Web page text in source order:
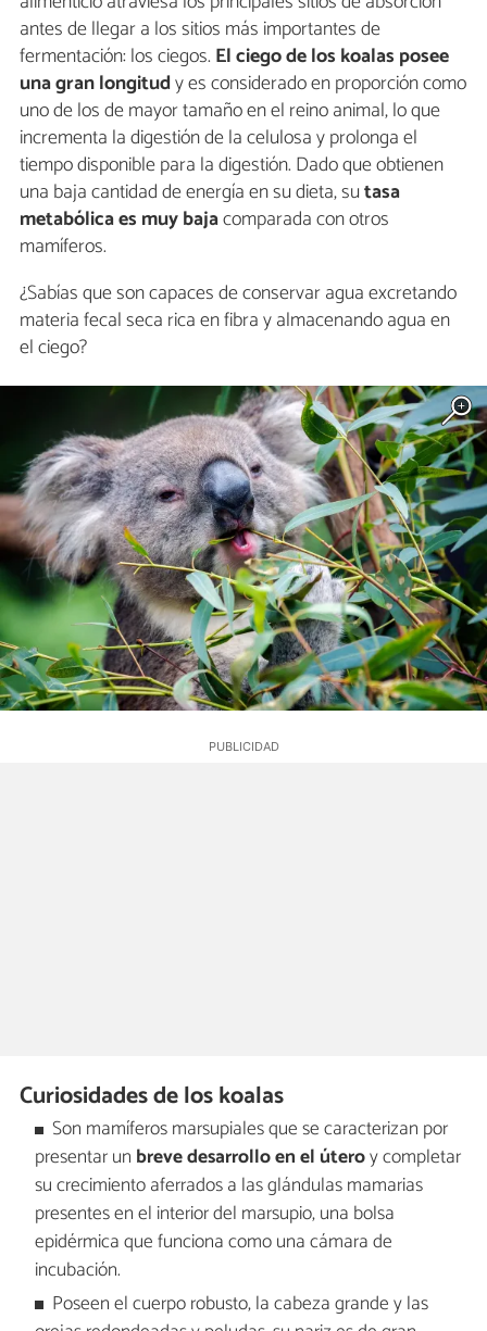
antes de llegar a los sitios más importantes de
fermentación: los ciegos. El ciego de los koalas posee
una gran longitudy es considerado en proporción como
uno de los de mayor tamaño en el reino animal, lo que
incrementa la digestión de la celulosa y prolonga el
tiempo disponible para la digestión. Dado que obtienen
una baja cantidad de energía en su dieta, sutasa
metabólica es muy bajacomparada con otros
mamíferos.
¿Sabías que son capaces de conservar agua excretando
materia fecal seca rica en fibra y almacenando agua en
el ciego?
Curiosidades de los koalas
Son mamíferos marsupiales que se caracterizan por
presentar un breve desarrollo en el úteroy completar
su crecimiento aferrados a las glándulas mamarias
presentes en el interior del marsupio, una bolsa
epidérmica que funciona como una cámara de
incubación.
Poseen el cuerpo robusto, la cabeza grande y las